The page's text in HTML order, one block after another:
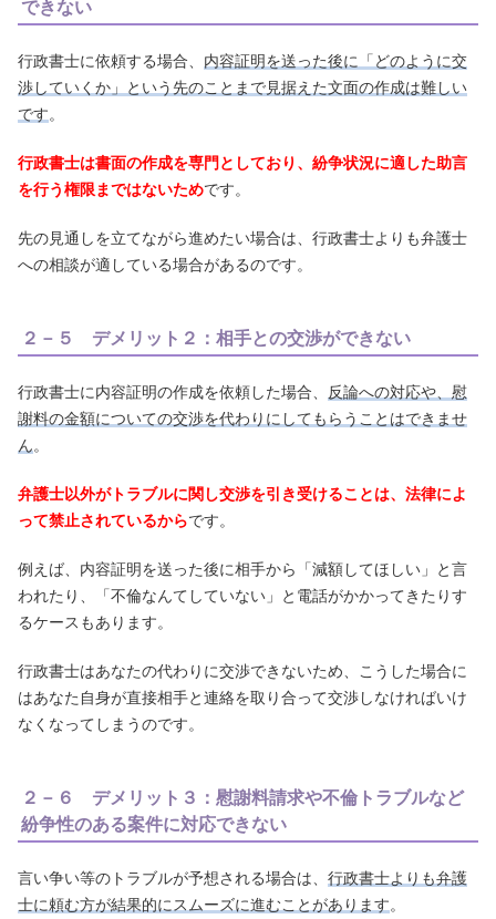
できない
行政書士に依頼する場合、 内容証明を送った後に「どのように交
渉していくか」という先のことまで見据えた文面の作成は難しい
です。
行政書士は書面の作成を専門としており、紛争状況に適した助言
を行う権限まではないためです。
先の見通しを立てながら進めたい場合は、行政書士よりも弁護士
への相談が適している場合があるのです。
２－５ デメリット２：相手との交渉ができない
行政書士に内容証明の作成を依頼した場合、 反論への対応や、慰
謝料の金額についての交渉を代わりにしてもらうことはできませ
ん。
弁護士以外がトラブルに関し交渉を引き受けることは、法律によ
って禁止されているからです。
例えば、内容証明を送った後に相手から「減額してほしい」と言
われたり、「不倫なんてしていない」と電話がかかってきたりす
るケースもあります。
行政書士はあなたの代わりに交渉できないため、こうした場合に
はあなた自身が直接相手と連絡を取り合って交渉しなければいけ
なくなってしまうのです。
２－６ デメリット３：慰謝料請求や不倫トラブルなど
紛争性のある案件に対応できない
言い争い等のトラブルが予想される場合は、行政書士よりも弁護
士に頼む方が結果的にスムーズに進むことがあります。